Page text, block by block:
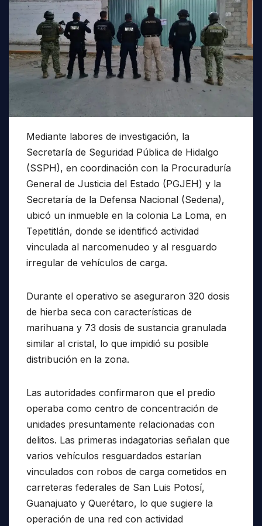
Mediante labores de investigación, la
Secretaría de Seguridad Pública de Hidalgo
(SSPH), en coordinación con la Procuraduría
General de Justicia del Estado (PGJEH) y la
Secretaría de la Defensa Nacional (Sedena),
ubicó un inmueble en la colonia La Loma, en
Tepetitlán, donde se identificó actividad
vinculada al narcomenudeo y al resguardo
irregular de vehículos de carga.
Durante el operativo se aseguraron 320 dosis
de hierba seca con características de
marihuana y 73 dosis de sustancia granulada
similar al cristal, lo que impidió su posible
distribución en la zona.
Las autoridades confirmaron que el predio
operaba como centro de concentración de
unidades presuntamente relacionadas con
delitos. Las primeras indagatorias señalan que
varios vehículos resguardados estarían
vinculados con robos de carga cometidos en
carreteras federales de San Luis Potosí,
Guanajuato y Querétaro, lo que sugiere la
operación de una red con actividad